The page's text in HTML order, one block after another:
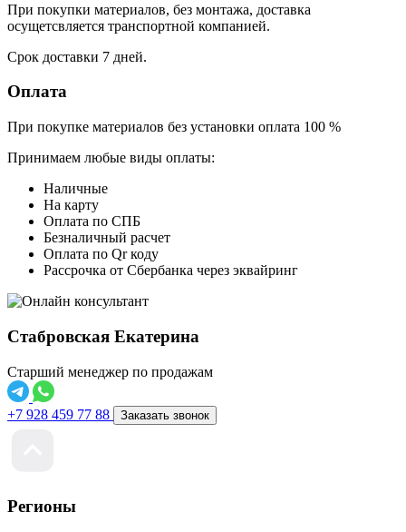
При покупки материалов, без монтажа, доставка
осущетсвляется транспортной компанией.
Срок доставки 7 дней.
Оплата
При покупке материалов без установки оплата 100 %
Принимаем любые виды оплаты:
Наличные
На карту
Оплата по СПБ
Безналичный расчет
Оплата по Qr коду
Рассрочка от Сбербанка через эквайринг
Стабровская Екатерина
Старший менеджер по продажам
+7 928 459 77 88 Заказать звонок
Регионы